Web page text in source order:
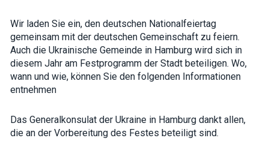
Wir laden Sie ein, den deutschen Nationalfeiertag
gemeinsam mit der deutschen Gemeinschaft zu feiern.
Auch die Ukrainische Gemeinde in Hamburg wird sich in
diesem Jahr am Festprogramm der Stadt beteiligen. Wo,
wann und wie, können Sie den folgenden Informationen
entnehmen
Das Generalkonsulat der Ukraine in Hamburg dankt allen,
die an der Vorbereitung des Festes beteiligt sind.
behavior as
you visit our
site, you
increase the
chance of
seeing
personalized